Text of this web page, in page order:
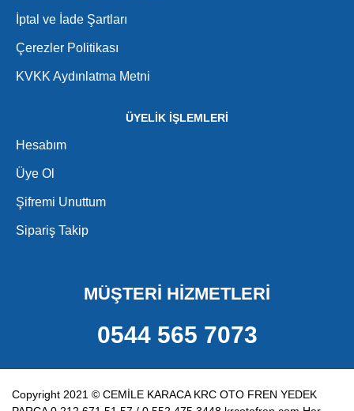
İptal ve İade Şartları
Çerezler Politikası
KVKK Aydınlatma Metni
ÜYELİK İŞLEMLERİ
Hesabım
Üye Ol
Şifremi Unuttum
Sipariş Takip
MÜŞTERİ HİZMETLERİ
0544 565 7073
Copyright 2021 © CEMİLE KARACA KRC OTO FREN YEDEK